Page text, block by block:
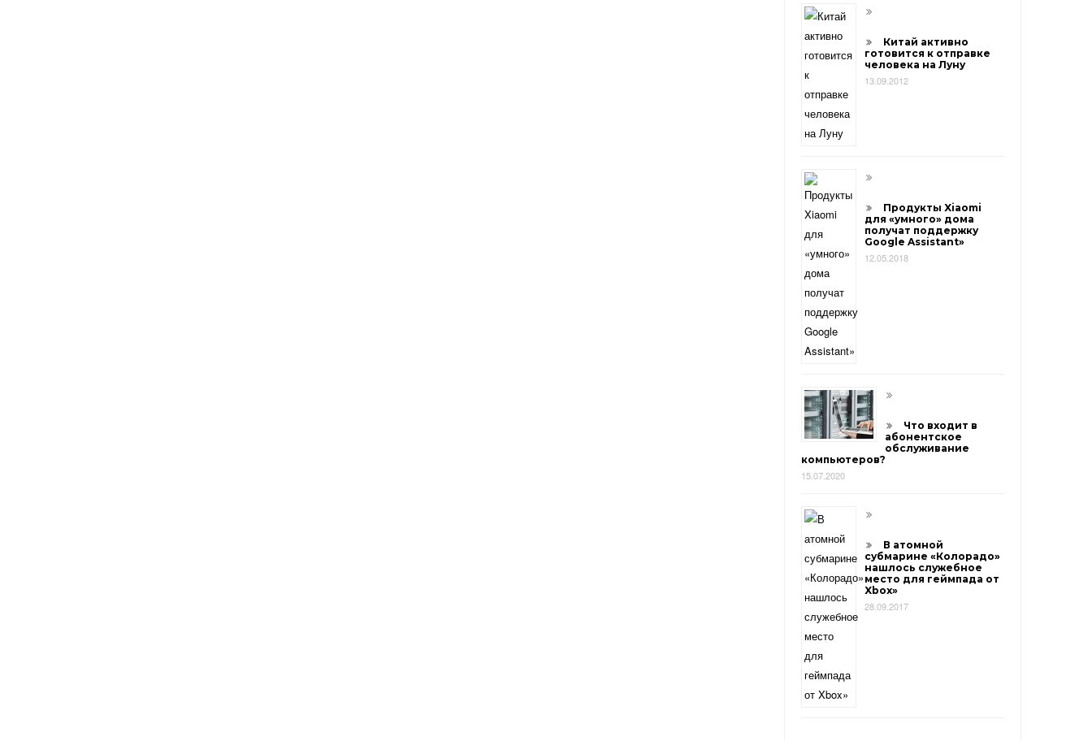
Китай активно
готовится к отправке
человека на Луну
13.09.2012
Продукты Xiaomi
для «умного» дома
получат поддержку
Google Assistant»
12.05.2018
Что входит в
абонентское
обслуживание
компьютеров?
15.07.2020
В атомной
субмарине «Колорадо»
нашлось служебное
место для геймпада от
Xbox»
28.09.2017